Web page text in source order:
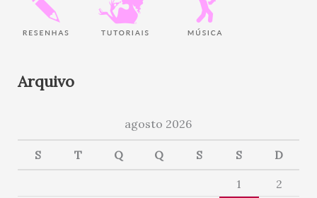
Arquivo
agosto 2026
S T Q Q S S D
1
2